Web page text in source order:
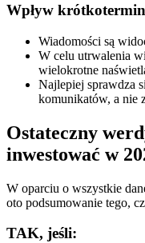
Wpływ
Wiadomości są
W celu utrwalenia
wielokrotne
Najlepiej sprawdza
komunikatów, a nie
Ostateczny
inwestować w
W oparciu o wszystkie
oto podsumowanie tego,
TAK, jeśli: